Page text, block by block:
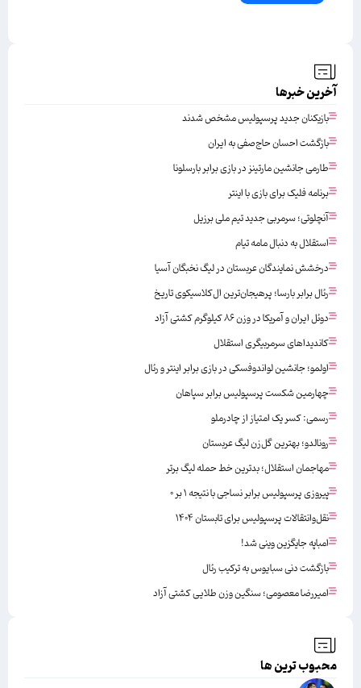
آخرین خبرها
بازیکنان جدید پرسپولیس مشخص شدند
بازگشت احسان حاج‌صفی به ایران
طارمی جانشین مارتینز در بازی برابر بارسلونا
برنامه فلیک برای بازی با اینتر
آنچلوتی؛ سرمربی جدید تیم ملی برزیل
استقلال به دنبال مامه تیام
درخشش نمایندگان عربستان در لیگ نخبگان آسیا
رئال برابر بارسا؛ پرهیجان‌‌ترین ال‌کلاسیکوی تاریخ
دوئل ایران و آمریکا در وزن ۸۶ کیلوگرم کشتی آزاد
کاندیداهای سرمربیگری استقلال
اولمو؛ جانشین لواندوفسکی در بازی برابر اینتر و رئال
چهارمین شکست پرسپولیس برابر سپاهان
رسمی: کسر یک امتیاز از چادرملو
رونالدو؛ بهترین گل‌زن لیگ عربستان
مهاجمان استقلال؛ بدترین خط حمله لیگ برتر
پیروزی پرسپولیس برابر نساجی با نتیجه ۱ بر ۰
نقل‌وانتقالات پرسپولیس برای تابستان ۱۴۰۴
امباپه جایگزین وینی شد!
بازگشت دنی سبایوس به ترکیب رئال
امیررضا معصومی؛ سنگین وزن طلایی کشتی آزاد
محبوب ترین ها